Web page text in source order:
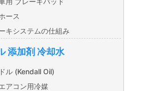
ース
キシステムの仕組み
添加剤 冷却水
ル (Kendall Oil)
アコン用冷媒